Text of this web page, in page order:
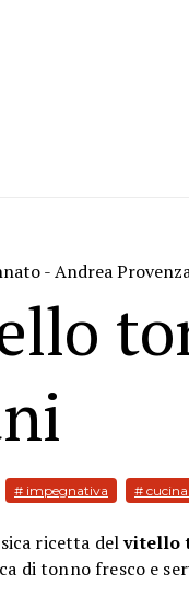
- Andrea
# impegnativa #
ricetta delvitello
di tonno fresco e